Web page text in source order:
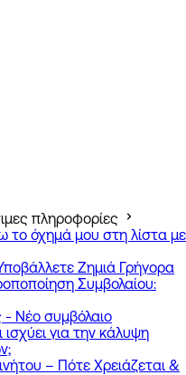
πληροφορίες
το όχημά μου στη λίστα με
Ζημιά Γρήγορα
Συμβολαίου:
Νέο συμβόλαιο
για την κάλυψη
– Πότε Χρειάζεται &